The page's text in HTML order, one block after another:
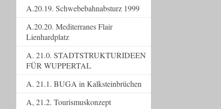
A.20.19. Schwebebahnabsturz 1999
A.20.20. Mediterranes Flair
Lienhardplatz
A. 21.0. STADTSTRUKTURIDEEN
FÜR WUPPERTAL
A. 21.1. BUGA in Kalksteinbrüchen
A, 21.2. Tourismuskonzept